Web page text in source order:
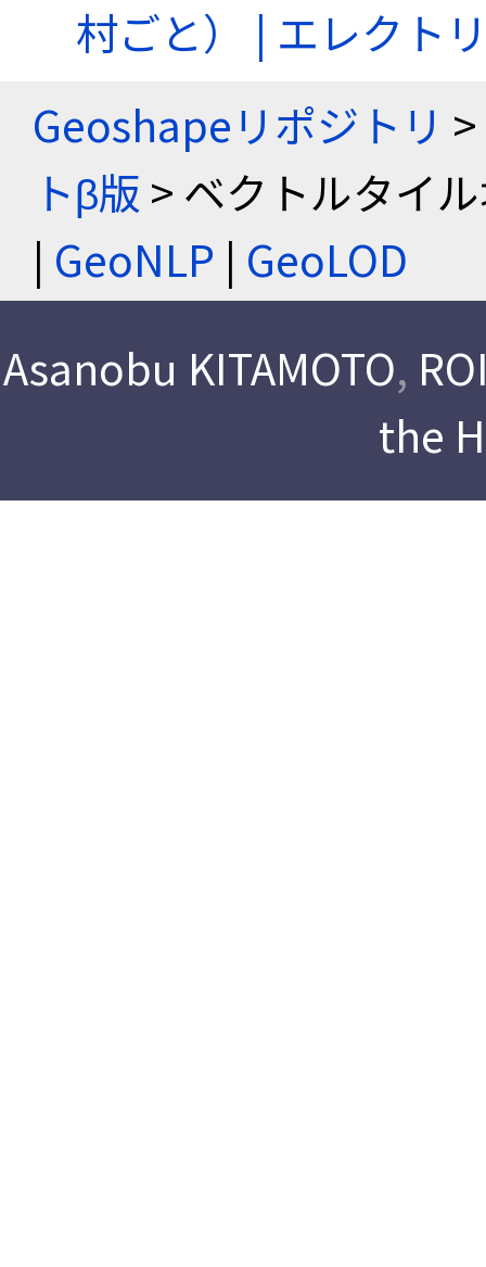
村ごと） | エレクト
Geoshapeリポジトリ >
トβ版 > ベクトルタイ
| GeoNLP | GeoLOD
Asanobu KITAMOTO,
the